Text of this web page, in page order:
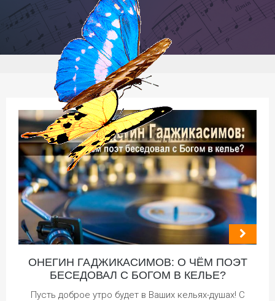
ОНЕГИН ГАДЖИКАСИМОВ: О ЧЁМ ПОЭТ
БЕСЕДОВАЛ С БОГОМ В КЕЛЬЕ?
Пусть доброе утро будет в Ваших кельях-душах! С